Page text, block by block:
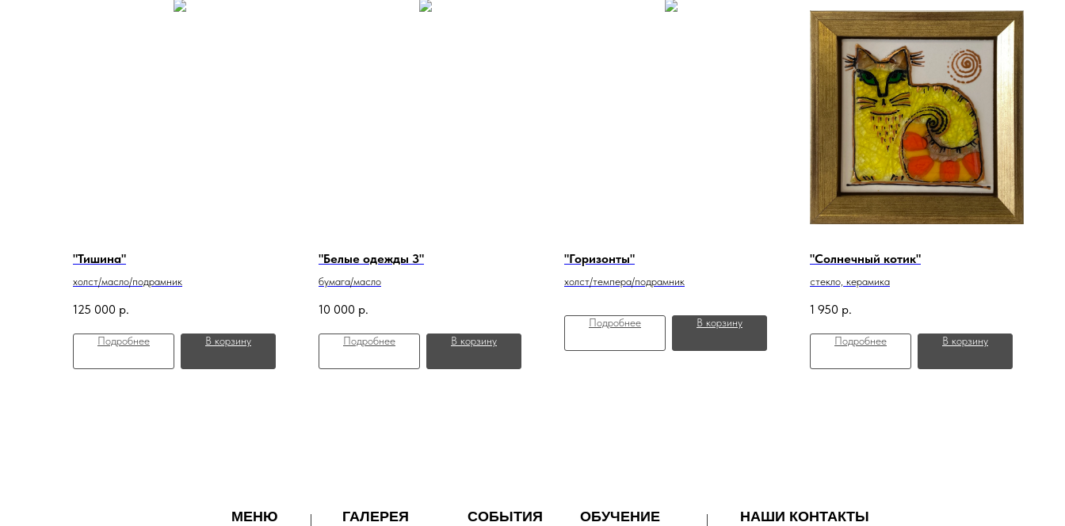
"Тишина"
холст/масло/подрамник
125 000 р.
Подробнее В корзину
"Белые одежды 3"
бумага/масло
10 000 р.
Подробнее В корзину
"Горизонты"
холст/темпера/подрамник
Подробнее В корзину
"Солнечный котик"
стекло, керамика
1 950 р.
Подробнее В корзину
СОБЫТИЯ ОБУЧЕНИЕ
МЕНЮ ГАЛЕРЕЯ НАШИ КОНТАКТЫ